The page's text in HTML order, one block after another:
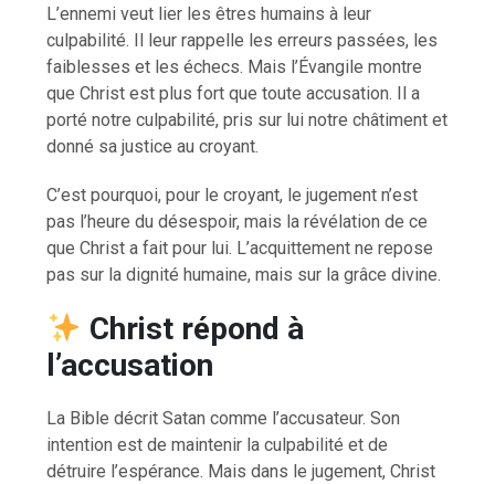
L’ennemi veut lier les êtres humains à leur
culpabilité. Il leur rappelle les erreurs passées, les
faiblesses et les échecs. Mais l’Évangile montre
que Christ est plus fort que toute accusation. Il a
porté notre culpabilité, pris sur lui notre châtiment et
donné sa justice au croyant.
C’est pourquoi, pour le croyant, le jugement n’est
pas l’heure du désespoir, mais la révélation de ce
que Christ a fait pour lui. L’acquittement ne repose
pas sur la dignité humaine, mais sur la grâce divine.
Christ répond à
l’accusation
La Bible décrit Satan comme l’accusateur. Son
intention est de maintenir la culpabilité et de
détruire l’espérance. Mais dans le jugement, Christ